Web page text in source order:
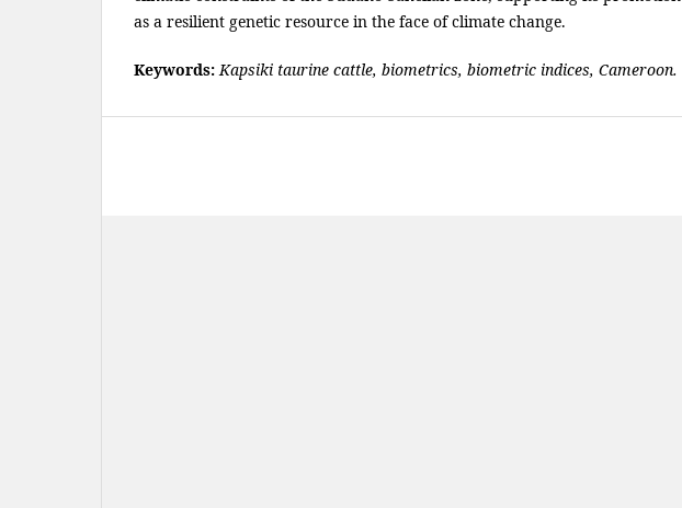
as a resilient genetic resource in the face of climate change.
Keywords: Kapsiki taurine cattle, biometrics, biometric indices, Cameroon.